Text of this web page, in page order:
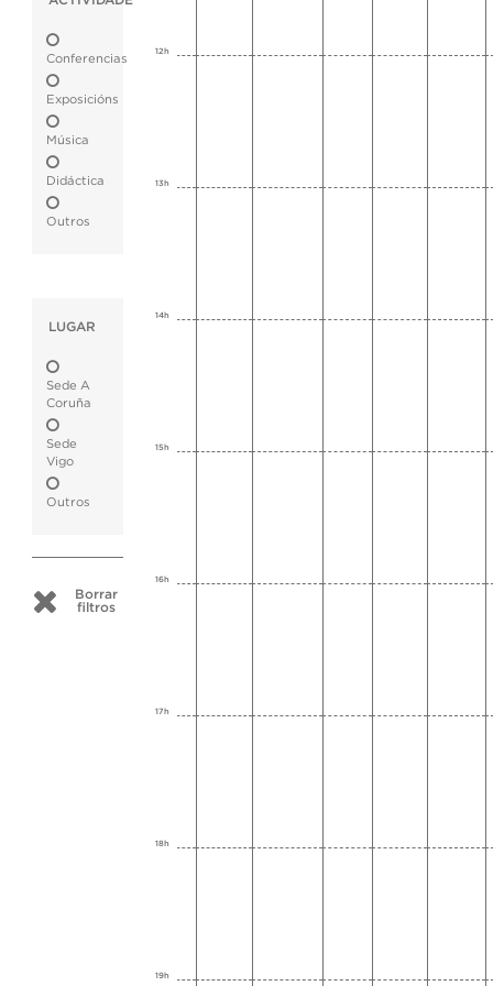
Conferencias
Exposicións
Música
Didáctica
Outros
LUGAR
Sede A
Coruña
Sede
Vigo
Outros
Borrar
filtros
12h
13h
14h
15h
16h
17h
18h
19h